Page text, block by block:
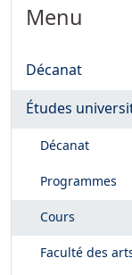
Menu
Décanat
Études
Décanat
Programmes
Cours
Faculté des